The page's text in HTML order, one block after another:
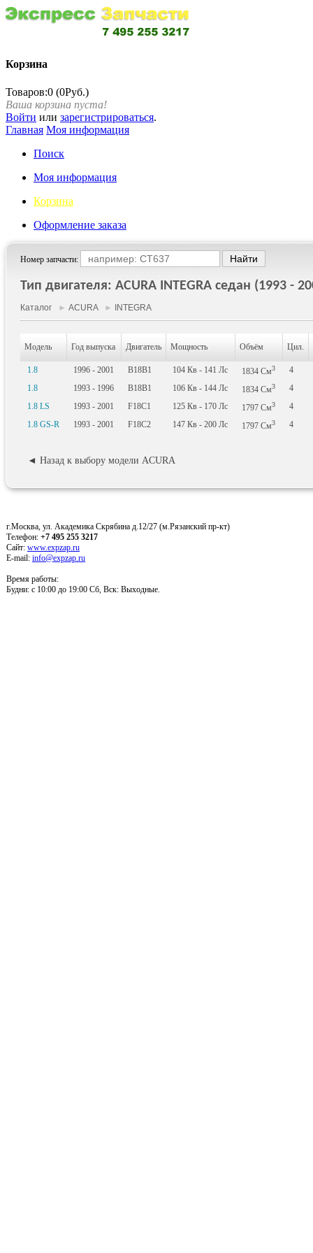
Корзина
Товаров:0 (0Руб.)
Ваша корзина пуста!
Войти или зарегистрироваться.
Главная Моя информация
Поиск
Моя информация
Корзина
Оформление заказа
Номер запчасти:
Тип двигателя: ACURA INTEGRA седан (1993 -
Каталог ► ACURA► INTEGRA
Модель Год выпуска Двигатель Мощность Объём Цил.
1.8 1996 - 2001 B18B1 104 Кв - 141 Лс 1834 См3
4
1.8
1993 - 1996 B18B1 106 Кв - 144 Лс 1834 См3
4
1.8 LS
1993 - 2001 F18C1 125 Кв - 170 Лс 1797 См3
4
1.8 GS-R
1993 - 2001 F18C2 147 Кв - 200 Лс 1797 См3 4
◄ Назад к выбору модели ACURA
г.Москва, ул. Академика Скрябина д.12/27 (м.Рязанский пр-кт)
Телефон: +7 495 255 3217
Сайт: www.expzap.ru
E-mail: info@expzap.ru
Время работы:
Будни: c 10:00 до 19:00 Сб, Вск: Выходные.